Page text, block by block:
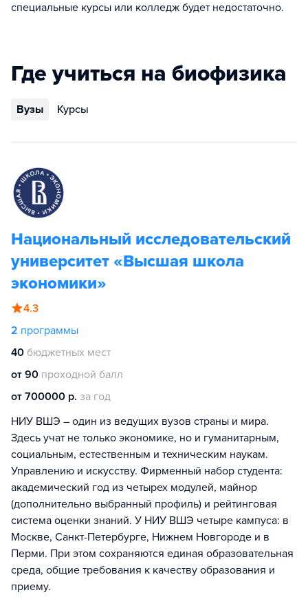
специальные курсы или колледж будет недостаточно.
Где учиться на биофизика
Вузы Курсы
Национальный исследовательский
университет «Высшая школа
экономики»
4.3
2 программы
40 бюджетных мест
от 90 проходной балл
от 700000 р. за год
НИУ ВШЭ – один из ведущих вузов страны и мира.
Здесь учат не только экономике, но и гуманитарным,
социальным, естественным и техническим наукам.
Управлению и искусству. Фирменный набор студента:
академический год из четырех модулей, майнор
(дополнительно выбранный профиль) и рейтинговая
система оценки знаний. У НИУ ВШЭ четыре кампуса: в
Москве, Санкт-Петербурге, Нижнем Новгороде и в
Перми. При этом сохраняются единая образовательная
среда, общие требования к качеству образования и
приему.